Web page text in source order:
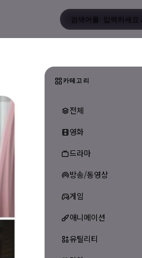
검색
카테고리
전체
영화
드라마
방송/동영상
게임
애니메이션
유틸리티